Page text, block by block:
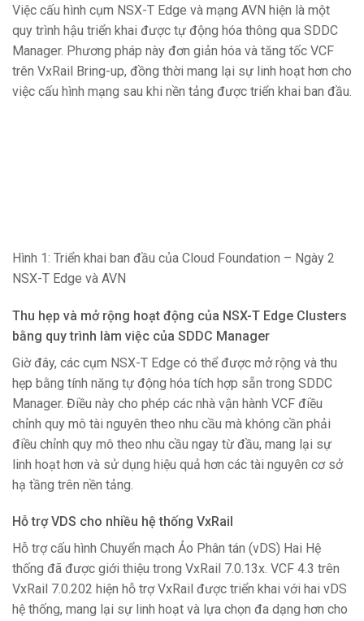
Việc cấu hình cụm NSX-T Edge và mạng AVN hiện là một
quy trình hậu triển khai được tự động hóa thông qua SDDC
Manager. Phương pháp này đơn giản hóa và tăng tốc VCF
trên VxRail Bring-up, đồng thời mang lại sự linh hoạt hơn cho
việc cấu hình mạng sau khi nền tảng được triển khai ban đầu.
Hình 1: Triển khai ban đầu của Cloud Foundation – Ngày 2
NSX-T Edge và AVN
Thu hẹp và mở rộng hoạt động của NSX-T Edge Clusters
bằng quy trình làm việc của SDDC Manager
Giờ đây, các cụm NSX-T Edge có thể được mở rộng và thu
hẹp bằng tính năng tự động hóa tích hợp sẵn trong SDDC
Manager. Điều này cho phép các nhà vận hành VCF điều
chỉnh quy mô tài nguyên theo nhu cầu mà không cần phải
điều chỉnh quy mô theo nhu cầu ngay từ đầu, mang lại sự
linh hoạt hơn và sử dụng hiệu quả hơn các tài nguyên cơ sở
hạ tầng trên nền tảng.
Hỗ trợ VDS cho nhiều hệ thống VxRail
Hỗ trợ cấu hình Chuyển mạch Ảo Phân tán (vDS) Hai Hệ
thống đã được giới thiệu trong VxRail 7.0.13x. VCF 4.3 trên
VxRail 7.0.202 hiện hỗ trợ VxRail được triển khai với hai vDS
hệ thống, mang lại sự linh hoạt và lựa chọn đa dạng hơn cho